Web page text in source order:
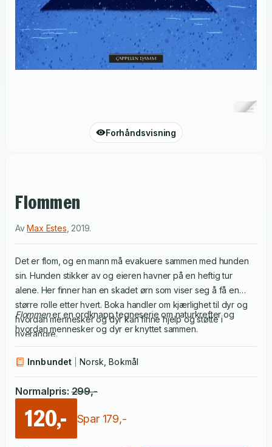
Forhåndsvisning
Flommen
AvMax Estes 2019.
Det er flom, og en mann må evakuere sammen med hunden
sin. Hunden stikker av og eieren havner på en heftig tur
alene. Her finner han en skadet ørn som viser seg å få en
større rolle etter hvert. Boka handler om kjærlighet til dyr og
hvordan mennesker og dyr kan finne hjelp og støtte i
hverandre.
Flommener en ordknapp tegneserie om naturkrefter og
hvordan mennesker og dyr er knyttet sammen.
Innbundet Norsk, Bokmål
Normalpris: 299,-
120,- Spar 179,-